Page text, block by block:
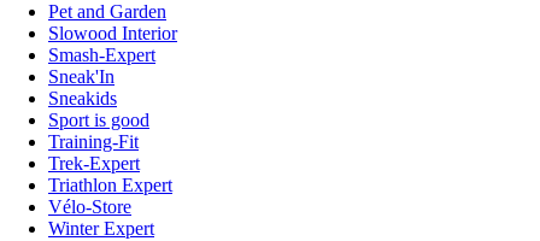
Pet and Garden
Slowood Interior
Smash-Expert
Sneak'In
Sneakids
Sport is good
Training-Fit
Trek-Expert
Triathlon Expert
Vélo-Store
Winter Expert